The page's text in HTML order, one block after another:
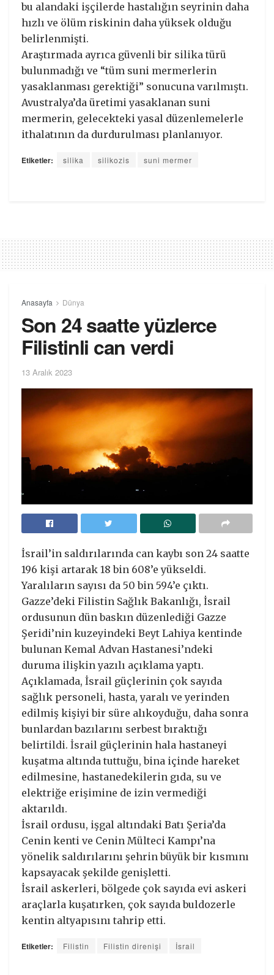
bu alandaki işçilerde hastalığın seyrinin daha
hızlı ve ölüm riskinin daha yüksek olduğu
belirlenmişti.
Araştırmada ayrıca güvenli bir silika türü
bulunmadığı ve “tüm suni mermerlerin
yasaklanması gerektiği” sonucuna varılmıştı.
Avustralya’da üretimi yasaklanan suni
mermerin, gelecekteki yasal düzenlemelerle
ithalatının da durdurulması planlanıyor.
Etiketler: silika silikozis suni mermer
Anasayfa Dünya
Son 24 saatte yüzlerce
Filistinli can verdi
13 Aralık 2023
İsrail’in saldırılarında can kaybı son 24 saatte
196 kişi artarak 18 bin 608’e yükseldi.
Yaralıların sayısı da 50 bin 594’e çıktı.
Gazze’deki Filistin Sağlık Bakanlığı, İsrail
ordusunun dün baskın düzenlediği Gazze
Şeridi’nin kuzeyindeki Beyt Lahiya kentinde
bulunan Kemal Advan Hastanesi’ndeki
duruma ilişkin yazılı açıklama yaptı.
Açıklamada, İsrail güçlerinin çok sayıda
sağlık personeli, hasta, yaralı ve yerinden
edilmiş kişiyi bir süre alıkoyduğu, daha sonra
bunlardan bazılarını serbest bıraktığı
belirtildi. İsrail güçlerinin hala hastaneyi
kuşatma altında tuttuğu, bina içinde hareket
edilmesine, hastanedekilerin gıda, su ve
elektriğe erişimine de izin vermediği
aktarıldı.
İsrail ordusu, işgal altındaki Batı Şeria’da
Cenin kenti ve Cenin Mülteci Kampı’na
yönelik saldırılarını şehrin büyük bir kısmını
kapsayacak şekilde genişletti.
İsrail askerleri, bölgede çok sayıda evi askeri
araçlarla kuşatırken, çok sayıda buldozerle
kentin altyapısını tahrip etti.
Etiketler: Filistin Filistin direnişi İsrail